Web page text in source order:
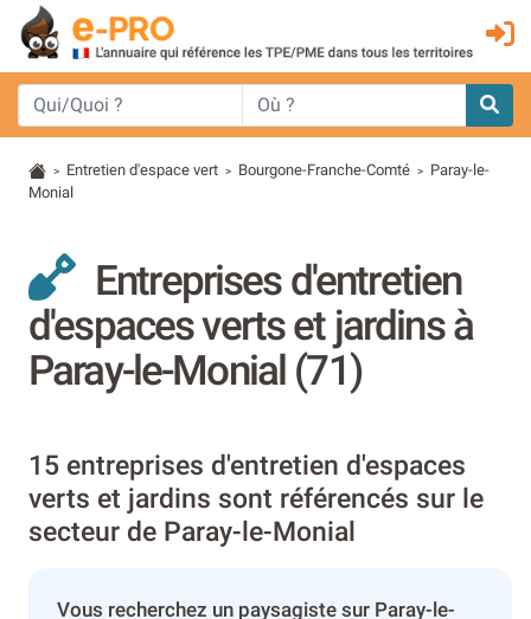
> Entretien d'espace vert > Bourgone-Franche-Comté > Paray-le-
Monial
Entreprises d'entretien
d'espaces verts et jardins à
Paray-le-Monial (71)
15 entreprises d'entretien d'espaces
verts et jardins sont référencés sur le
secteur de Paray-le-Monial
Vous recherchez un paysagiste sur Paray-le-